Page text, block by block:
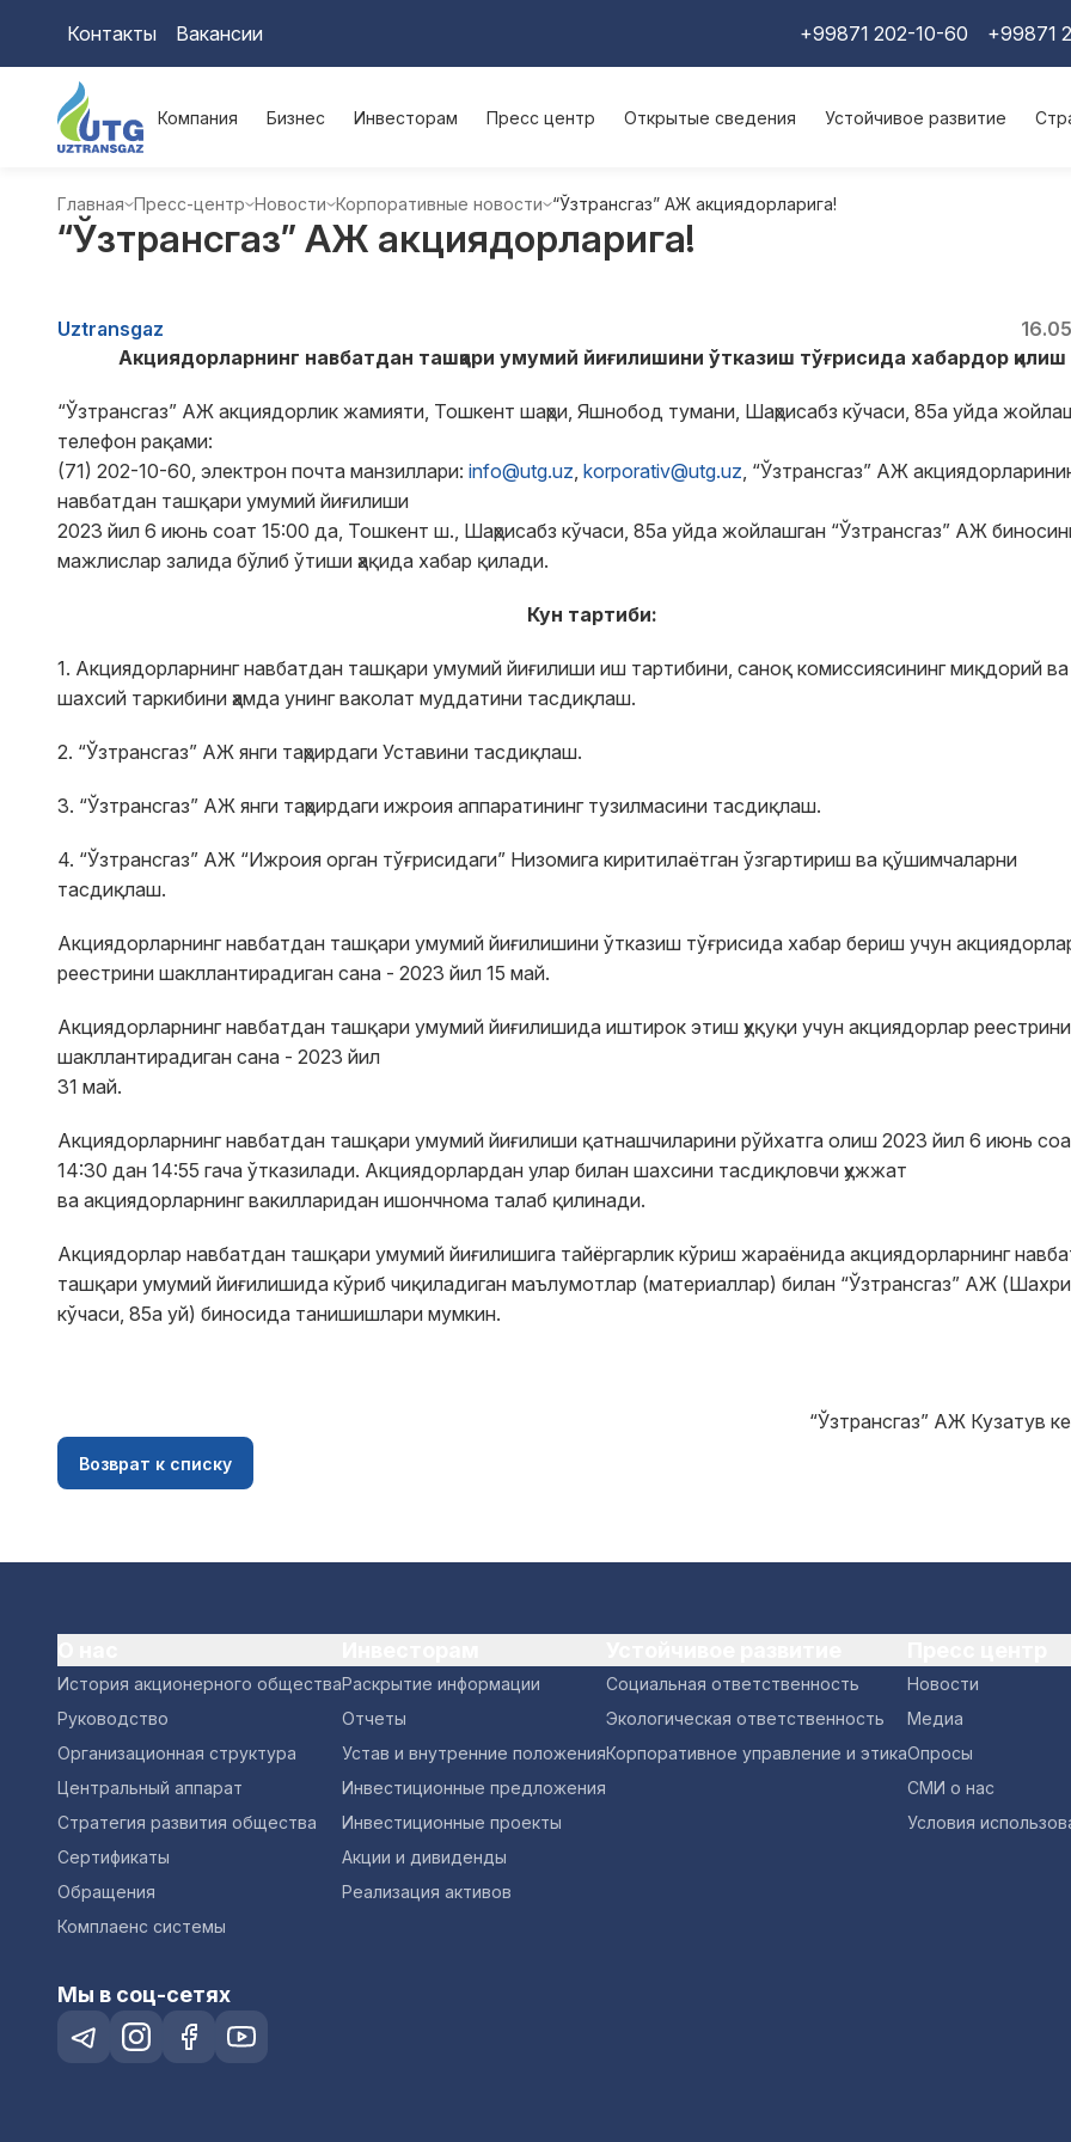
Контакты Вакансии +99871 202-10-60 +99871
Компания Бизнес Инвесторам Пресс центр Открытые сведения Устойчивое развитие
Главная Пресс-центр Новости Корпоративные новости “Ўзтрансгаз” АЖ акциядорларига!
“Ўзтрансгаз” АЖ акциядорларига!
Uztransgaz
Aкциядорларнинг навбатдан ташқари умумий йиғилишини ўтказиш тўғрисида хабардор қилиш
“Ўзтрансгаз” АЖ акциядорлик жамияти, Тошкент шаҳри, Яшнобод тумани, Шаҳрисабз кўчаси, 85а уйда
телефон рақами:
(71) 202-10-60, электрон почта манзиллари: info@utg.uz, korpоrativ@utg.uz, “Ўзтрансгаз” АЖ
навбатдан ташқари умумий йиғилиши
2023 йил 6 июнь соат 15:00 да, Тошкент ш., Шаҳрисабз кўчаси, 85а уйда жойлашган “Ўзтрансгаз” АЖ
мажлислар залида бўлиб ўтиши ҳақида хабар қилади.
Кун тартиби:
1. Aкциядорларнинг навбатдан ташқари умумий йиғилиши иш тартибини, саноқ комиссиясининг миқдорий ва
шахсий таркибини ҳамда унинг ваколат муддатини тасдиқлаш.
2. “Ўзтрансгаз” АЖ янги таҳрирдаги Уставини тасдиқлаш.
3. “Ўзтрансгаз” АЖ янги таҳрирдаги ижроия аппаратининг тузилмасини тасдиқлаш.
4. “Ўзтрансгаз” АЖ “Ижроия орган тўғрисидаги” Низомига киритилаётган ўзгартириш ва қўшимчаларни
тасдиқлаш.
Акциядорларнинг навбатдан ташқари умумий йиғилишини ўтказиш тўғрисида хабар бериш учун
реестрини шакллантирадиган сана - 2023 йил 15 май.
Aкциядорларнинг навбатдан ташқари умумий йиғилишида иштирок этиш ҳуқуқи учун акциядорлар реестрини
шакллантирадиган сана - 2023 йил
31 май.
Aкциядорларнинг навбатдан ташқари умумий йиғилиши қатнашчиларини рўйхатга олиш 2023 йил 6 июнь
14:30 дан 14:55 гача ўтказилади. Aкциядорлардан улар билан шахсини тасдиқловчи ҳужжат
ва акциядорларнинг вакилларидан ишончнома талаб қилинади.
Aкциядорлар навбатдан ташқари умумий йиғилишига тайёргарлик кўриш жараёнида акциядорларнинг
ташқари умумий йиғилишида кўриб чиқиладиган маълумотлар (материаллар) билан “Ўзтрансгаз” АЖ
кўчаси, 85а уй) биносида танишишлари мумкин.
“Ўзтрансгаз” АЖ Кузатув
Возврат к списку
История акционерного общества
Руководство
Организационная структура
Центральный аппарат
Стратегия развития общества
Сертификаты
Обращения
Комплаенс системы
Раскрытие информации
Отчеты
Устав и внутренние положения
Инвестиционные предложения
Инвестиционные проекты
Акции и дивиденды
Реализация активов
Социальная ответственность
Экологическая ответственность
Корпоративное управление и этика
Новости
Медиа
Опросы
СМИ о нас
Условия
Мы в соц-сетях